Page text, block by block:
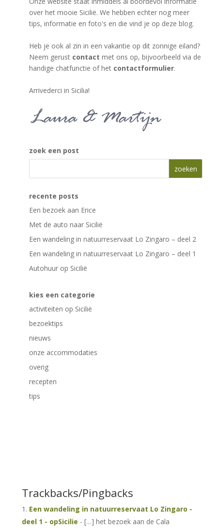
over het mooie Sicilië. We hebben echter nog meer
tips, informatie en foto's en die vind je op deze blog.
Heb je ook al zin in een vakantie op dit zonnige eiland?
Neem gerust contact met ons op, bijvoorbeeld via de
handige chatfunctie of het contactformulier.
Arrivederci in Sicilia!
zoek een post
recente posts
Een bezoek aan Erice
Met de auto naar Sicilië
Een wandeling in natuurreservaat Lo Zingaro – deel 2
Een wandeling in natuurreservaat Lo Zingaro – deel 1
Autohuur op Sicilië
kies een categorie
activiteiten op Sicilië
bezoektips
nieuws
onze accommodaties
overig
recepten
tips
Trackbacks/Pingbacks
Een wandeling in natuurreservaat Lo Zingaro -
deel 1 - opSicilie - […] het bezoek aan de Cala